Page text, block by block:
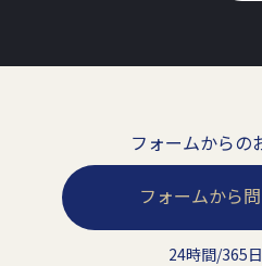
フォームからの
フォームから
24時間/365